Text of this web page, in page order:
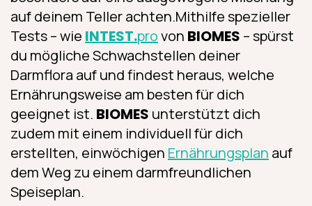
auf deinem Teller achten.Mithilfe spezieller
Tests – wie INTEST.provon BIOMES – spürst
du mögliche Schwachstellen deiner
Darmflora auf und findest heraus, welche
Ernährungsweise am besten für dich
geeignet ist. BIOMES unterstützt dich
zudem mit einem individuell für dich
erstellten, einwöchigen Ernährungsplan auf
dem Weg zu einem darmfreundlichen
Speiseplan.